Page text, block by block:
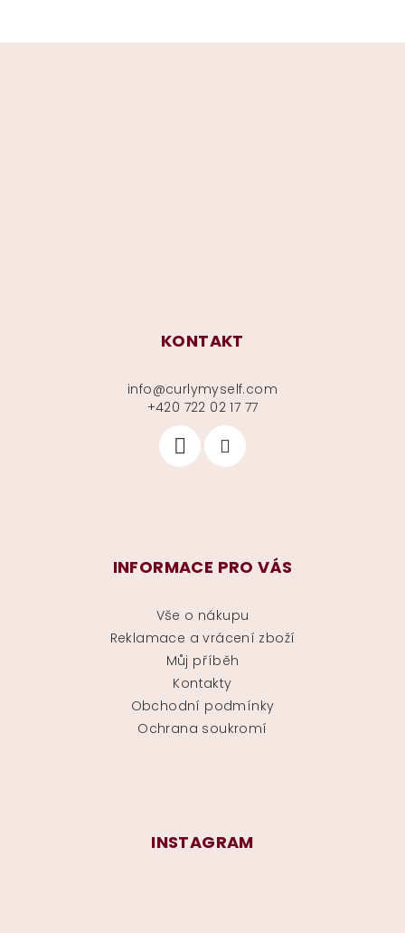
KONTAKT
info@curlymyself.com
+420 722 02 17 77
INFORMACE PRO VÁS
Vše o nákupu
Reklamace a vrácení zboží
Můj příběh
Kontakty
Obchodní podmínky
Ochrana soukromí
INSTAGRAM